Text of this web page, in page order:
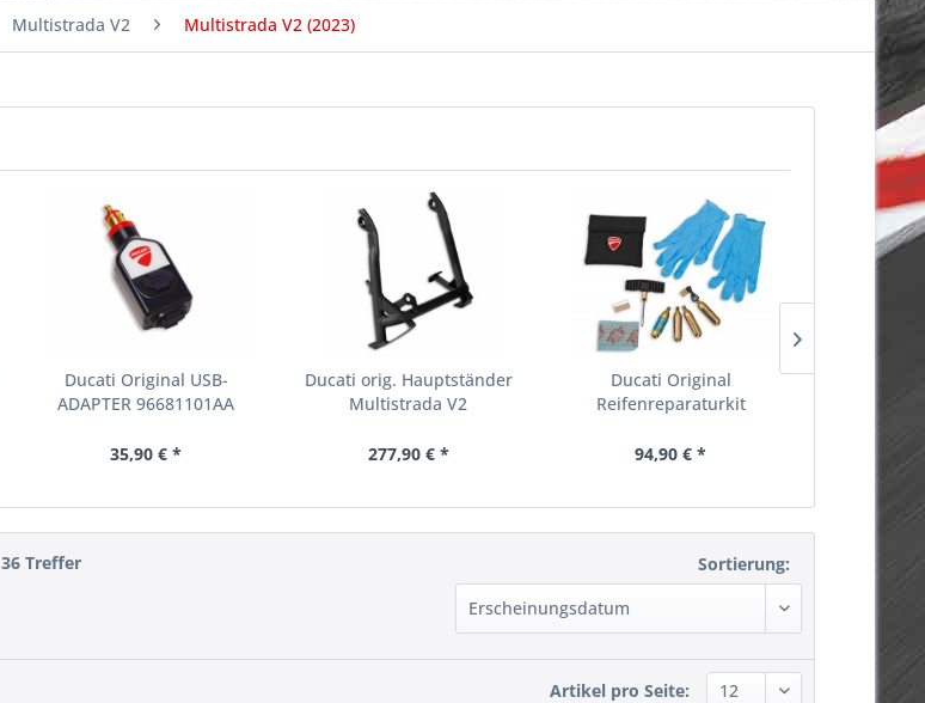
Multistrada V2 Multistrada V2 (2023)
Ducati Original USB-
ADAPTER 96681101AA
35,90 € *
Ducati orig. Hauptständer
Multistrada V2
277,90 € *
Ducati Original
Reifenreparaturkit
94,90 € *
36 Treffer Sortierung:
Artikel pro Seite: